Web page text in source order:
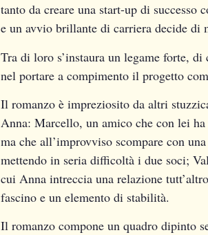
tanto da creare una start-up di successo
e un avvio brillante di carriera decide di
Tra di loro s’instaura un legame forte,
nel portare a compimento il progetto
Il romanzo è impreziosito da altri
Anna: Marcello, un amico che con lei
ma che all’improvviso scompare con
mettendo in seria difficoltà i due soci;
cui Anna intreccia una relazione
fascino e un elemento di stabilità.
Il romanzo compone un quadro dipinto